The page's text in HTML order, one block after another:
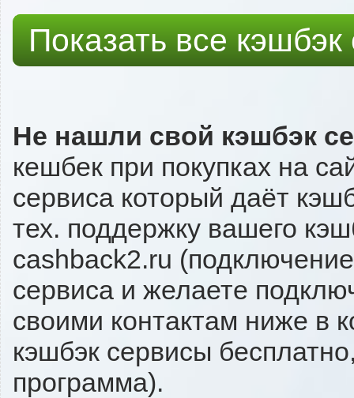
Показать все
Не нашли свой кэшбэк
кешбек при покупках на
сервиса который даёт
тех. поддержку вашего
cashback2.ru
сервиса и желаете
своими контактам ниже в
кэшбэк сервисы
программа).